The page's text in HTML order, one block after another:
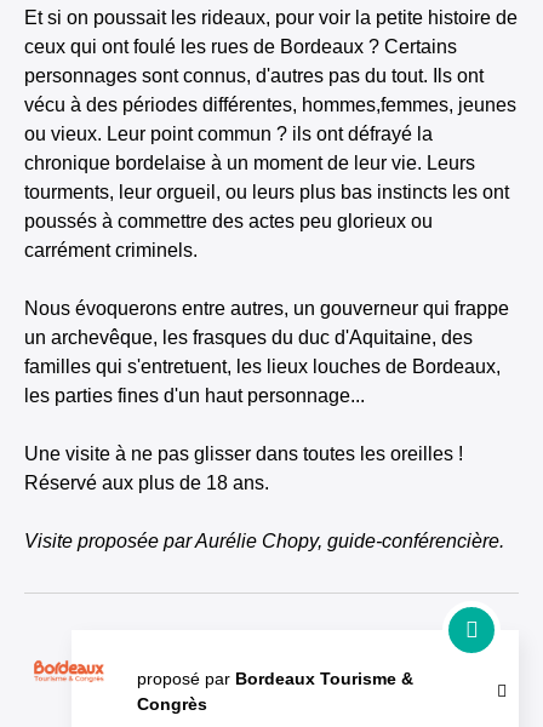
Et si on poussait les rideaux, pour voir la petite histoire de
ceux qui ont foulé les rues de Bordeaux ? Certains
personnages sont connus, d'autres pas du tout. Ils ont
vécu à des périodes différentes, hommes,femmes, jeunes
ou vieux. Leur point commun ? ils ont défrayé la
chronique bordelaise à un moment de leur vie. Leurs
tourments, leur orgueil, ou leurs plus bas instincts les ont
poussés à commettre des actes peu glorieux ou
carrément criminels.
Nous évoquerons entre autres, un gouverneur qui frappe
un archevêque, les frasques du duc d'Aquitaine, des
familles qui s'entretuent, les lieux louches de Bordeaux,
les parties fines d'un haut personnage...
Une visite à ne pas glisser dans toutes les oreilles !
Réservé aux plus de 18 ans.
Visite proposée par Aurélie Chopy, guide-conférencière.
proposé par Bordeaux Tourisme &
Congrès